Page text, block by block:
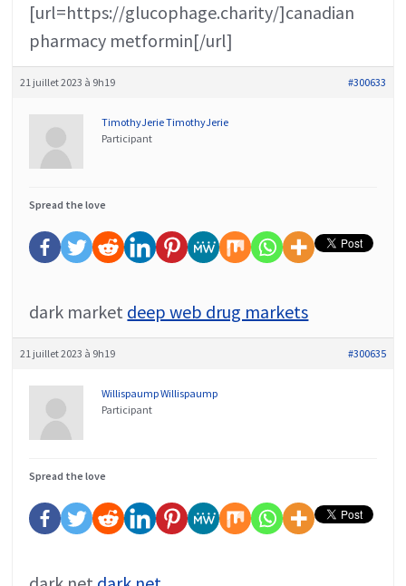
[url=https://glucophage.charity/]canadian
pharmacy metformin[/url]
21 juillet 2023 à 9h19 #300633
TimothyJerie TimothyJerie
Participant
Spread the love
dark market deep web drug markets
21 juillet 2023 à 9h19 #300635
Willispaump Willispaump
Participant
Spread the love